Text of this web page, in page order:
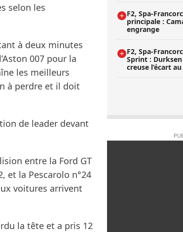
selon les
à deux minutes
007 pour la
les meilleurs
à perdre et il doit
de leader devant
entre la Ford GT
et la Pescarolo n°24
voitures arrivent
la tête et a pris 12
F2, Spa-
principale :
engrange
F2, Spa-
Sprint : Durksen
creuse l’écart